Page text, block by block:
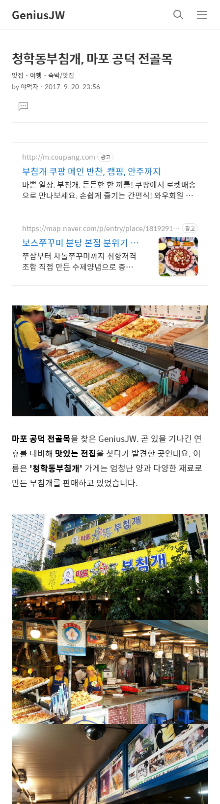
GeniusJW
검
색
메
뉴
상
세
컨
텐
츠
본
문
제
목
청학동부침개, 마포 공덕 전골목
맛집・여행・숙박/맛집
by야먹자 2017. 9. 20. 23:56
문댓
글
http://m.coupang.com 광고
부침개 쿠팡 메인 반찬, 캠핑, 안주까지
바쁜 일상, 부침개, 든든한 한 끼를! 쿠팡에서 로켓배송
으로 만나보세요. 손쉽게 즐기는 간편식! 와우회원 무
https://map.naver.com/p/entry/place/18192913 광고
보스쭈꾸미 분당 본점 분위기 좋
은 야장맛집
쭈삼부터 차돌쭈꾸미까지 취향저격
조합 직접 만든 수제양념으로 중독
마포 공덕 전골목을 찾은 GeniusJW. 곧 있을 기나긴 연
휴를 대비해 맛있는 전집을 찾다가 발견한 곳인데요. 이
름은 '청학동부침개' 가게는 엄청난 양과 다양한 재료로
만든 부침개를 판매하고 있었습니다.